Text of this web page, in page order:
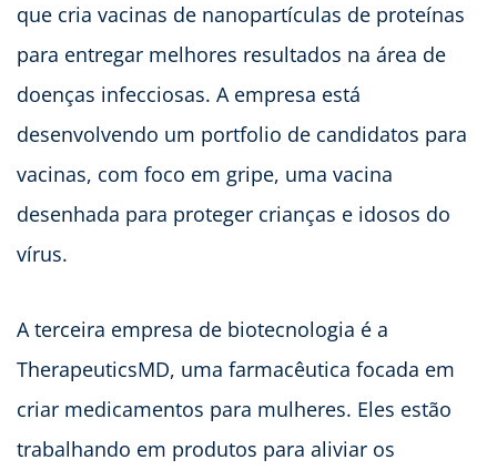
que cria vacinas de nanopartículas de proteínas
para entregar melhores resultados na área de
doenças infecciosas. A empresa está
desenvolvendo um portfolio de candidatos para
vacinas, com foco em gripe, uma vacina
desenhada para proteger crianças e idosos do
vírus.
A terceira empresa de biotecnologia é a
TherapeuticsMD, uma farmacêutica focada em
criar medicamentos para mulheres. Eles estão
trabalhando em produtos para aliviar os